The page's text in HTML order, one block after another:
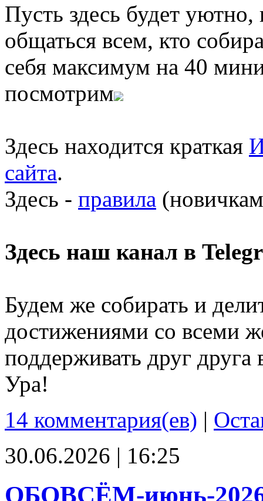
Пусть здесь будет
общаться всем, кто
себя максимум на 40
посмотрим
Здесь находится краткая
сайта.
Здесь - правила
Здесь наш канал в
Будем же собирать и
достижениями со всеми
поддерживать друг
Ура!
14 комментария(ев) |
30.06.2026 | 16:25
ОБОВСЁМ-июнь-